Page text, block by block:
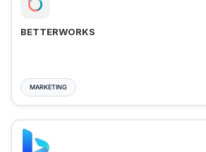
BETTERWORKS
MARKETING